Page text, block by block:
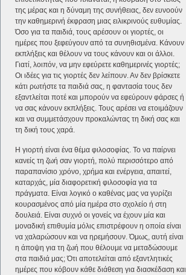
της μέρας και η δύναμη της συνήθειας, δεν ευνοούν
την καθημερινή έκφραση μιας ειλικρινούς ευθυμίας.
Όσο για τα παιδιά, τους αρέσουν οι γιορτές, οι
ημέρες που ξεφεύγουν από τα συνηθισμένα. Κάνουν
εκπλήξεις και θέλουν να τους κάνουν και οι άλλοι.
Γιατί, λοιπόν, να μην εφεύρετε καθημερινές γιορτές;
Οι ιδέες για τις γιορτές δεν λείπουν. Αν δεν βρίσκετε
κάτι ρωτήστε τα παιδιά σας, η φαντασία τους δεν
εξαντλείται ποτέ και μπορούν να εφεύρουν φάρσες ή
να σας κάνουν εκπλήξεις. Τους αρέσει να ετοιμάζουν
και να συμμετάσχουν προκαλώντας τη δική σας και
τη δική τους χαρά.
Η γιορτή είναι ένα θέμα φιλοσοφίας. Το να παίρνει
κανείς τη ζωή σαν γιορτή, πολύ περισσότερο από
παραπανίσιο χρόνο, χρήμα και ενέργεια, απαιτεί,
καταρχάς, μία διαφορετική φιλοσοφία για τα
πράγματα. Είναι λογικό ο καθένας μας να γυρίζει
κουρασμένος από μία ημέρα στο σχολείο ή στη
δουλειά. Είναι συχνό οι γονείς να έχουν μία και
μοναδική επιθυμία μόλις επιστρέφουν η οποία είναι
να χαλαρώσουν και να ηρεμήσουν. Όμως, αυτή είναι
η άποψη για τη ζωή που θέλουμε να μεταδώσουμε
στα παιδιά μας; Ότι αποτελείται από εξαντλητικές
ημέρες που κόβουν κάθε διάθεση για διασκέδαση και